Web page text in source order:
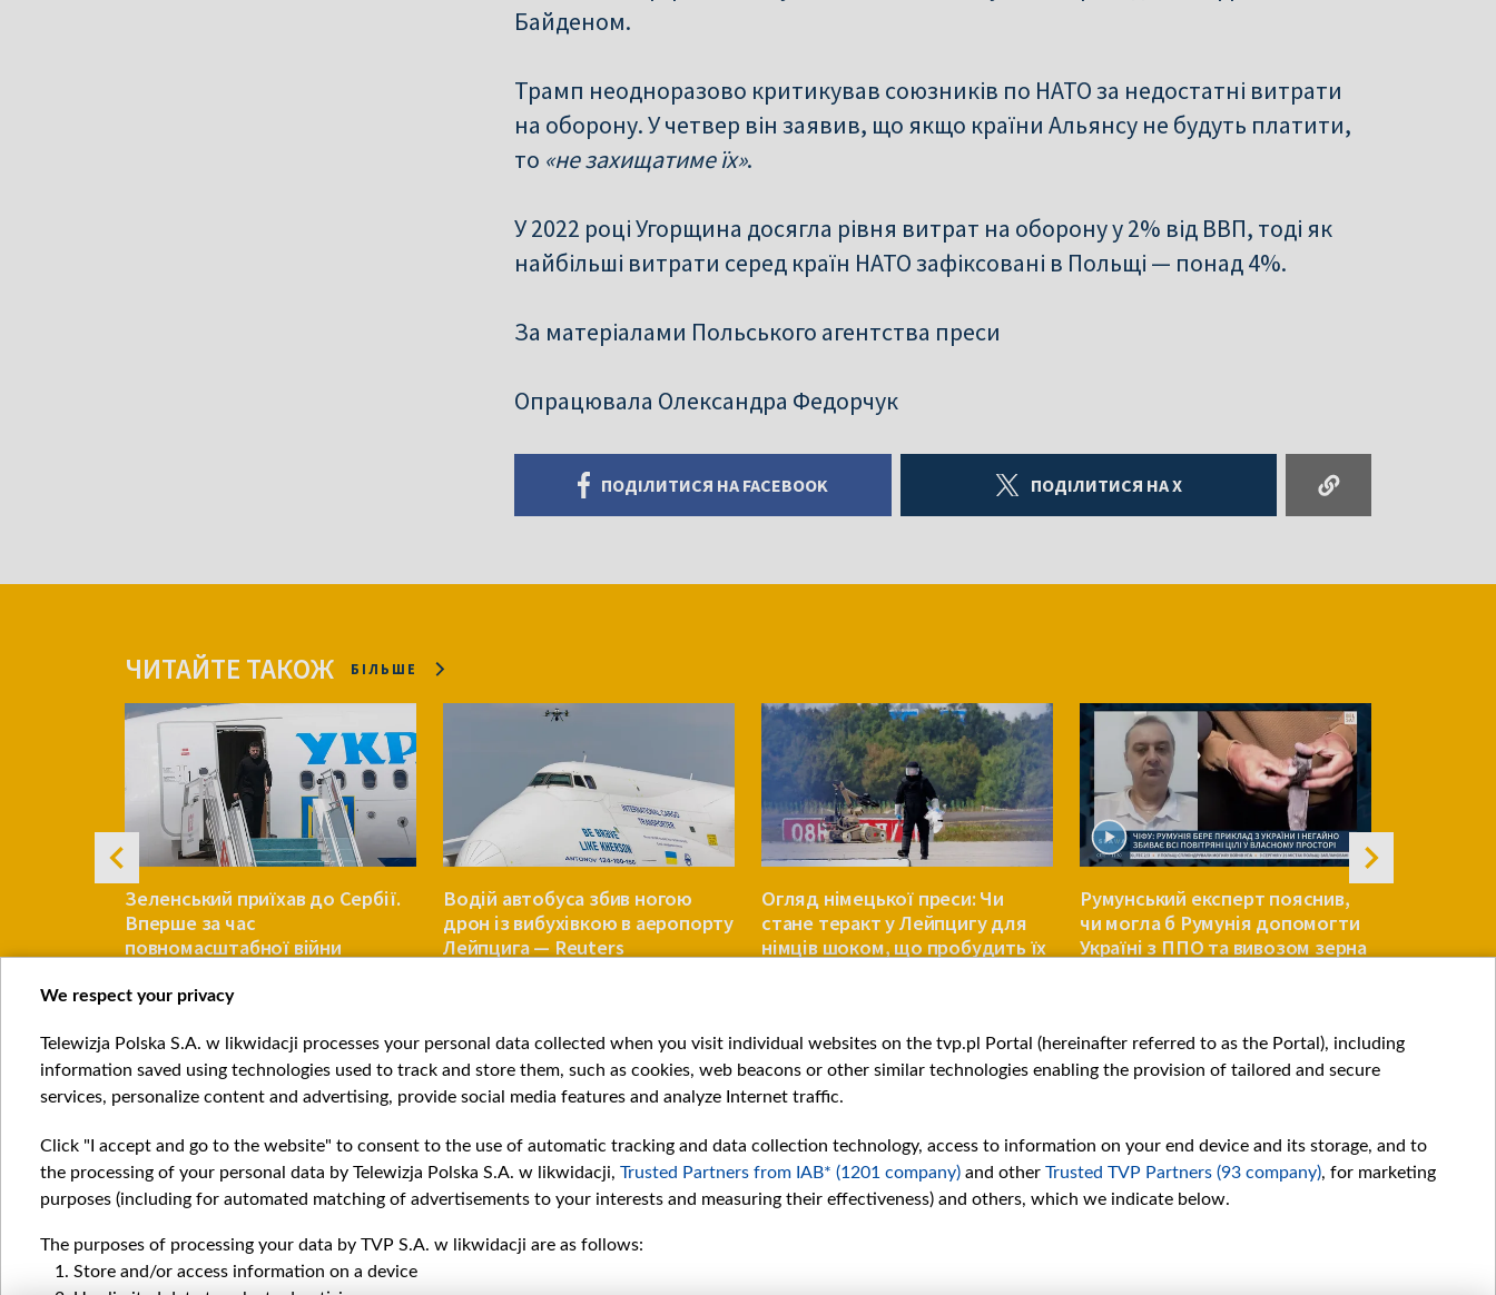
Байденом.
Трамп неодноразово критикував союзників по НАТО за недостатні витрати
на оборону. У четвер він заявив, що якщо країни Альянсу не будуть платити,
то «не захищатиме їх».
У 2022 році Угорщина досягла рівня витрат на оборону у 2% від ВВП, тоді як
найбільші витрати серед країн НАТО зафіксовані в Польщі — понад 4%.
За матеріалами Польського агентства преси
Опрацювала Олександра Федорчук
ПОДІЛИТИСЯ НА FACEBOOK ПОДІЛИТИСЯ НА X
ЧИТАЙТЕ ТАКОЖ БІЛЬШЕ
Зеленський приїхав до Сербії.
Вперше за час
повномасштабної війни
ЄВРОПА
Водій автобуса збив ногою
дрон із вибухівкою в аеропорту
Лейпцига — Reuters
Огляд німецької преси: Чи
стане теракт у Лейпцигу для
німців шоком, що пробудить їх
Румунський експерт пояснив,
чи могла б Румунія допомогти
Україні з ППО та вивозом зерна
Item
1
of
Категорії
We respect your privacy
Telewizja Polska S.A. w likwidacji processes your personal data collected when you visit individual websites on the tvp.pl Portal (hereinafter referred to as the Portal), including
information saved using technologies used to track and store them, such as cookies, web beacons or other similar technologies enabling the provision of tailored and secure
services, personalize content and advertising, provide social media features and analyze Internet traffic.
Click "I accept and go to the website" to consent to the use of automatic tracking and data collection technology, access to information on your end device and its storage, and to
the processing of your personal data by Telewizja Polska S.A. w likwidacji, Trusted Partners from IAB* (1201 company) and other Trusted TVP Partners (93 company), for marketing
purposes (including for automated matching of advertisements to your interests and measuring their effectiveness) and others, which we indicate below.
The purposes of processing your data by TVP S.A. w likwidacji are as follows:
Store and/or access information on a device